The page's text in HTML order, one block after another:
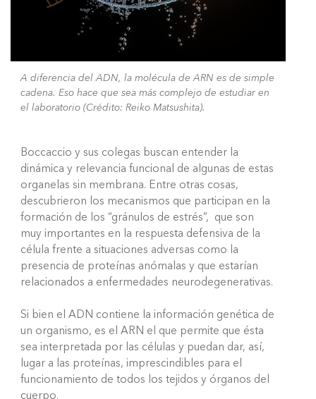
A diferencia del ADN, la molécula de ARN es de simple
cadena. Eso hace que sea más complejo de estudiar en
el laboratorio (Crédito: Reiko Matsushita).
Boccaccio y sus colegas buscan entender la
dinámica y relevancia funcional de algunas de estas
organelas sin membrana. Entre otras cosas,
descubrieron los mecanismos que participan en la
formación de los “gránulos de estrés”, que son
muy importantes en la respuesta defensiva de la
célula frente a situaciones adversas como la
presencia de proteínas anómalas y que estarían
relacionados a enfermedades neurodegenerativas.
Si bien el ADN contiene la información genética de
un organismo, es el ARN el que permite que ésta
sea interpretada por las células y puedan dar, así,
lugar a las proteínas, imprescindibles para el
funcionamiento de todos los tejidos y órganos del
cuerpo.